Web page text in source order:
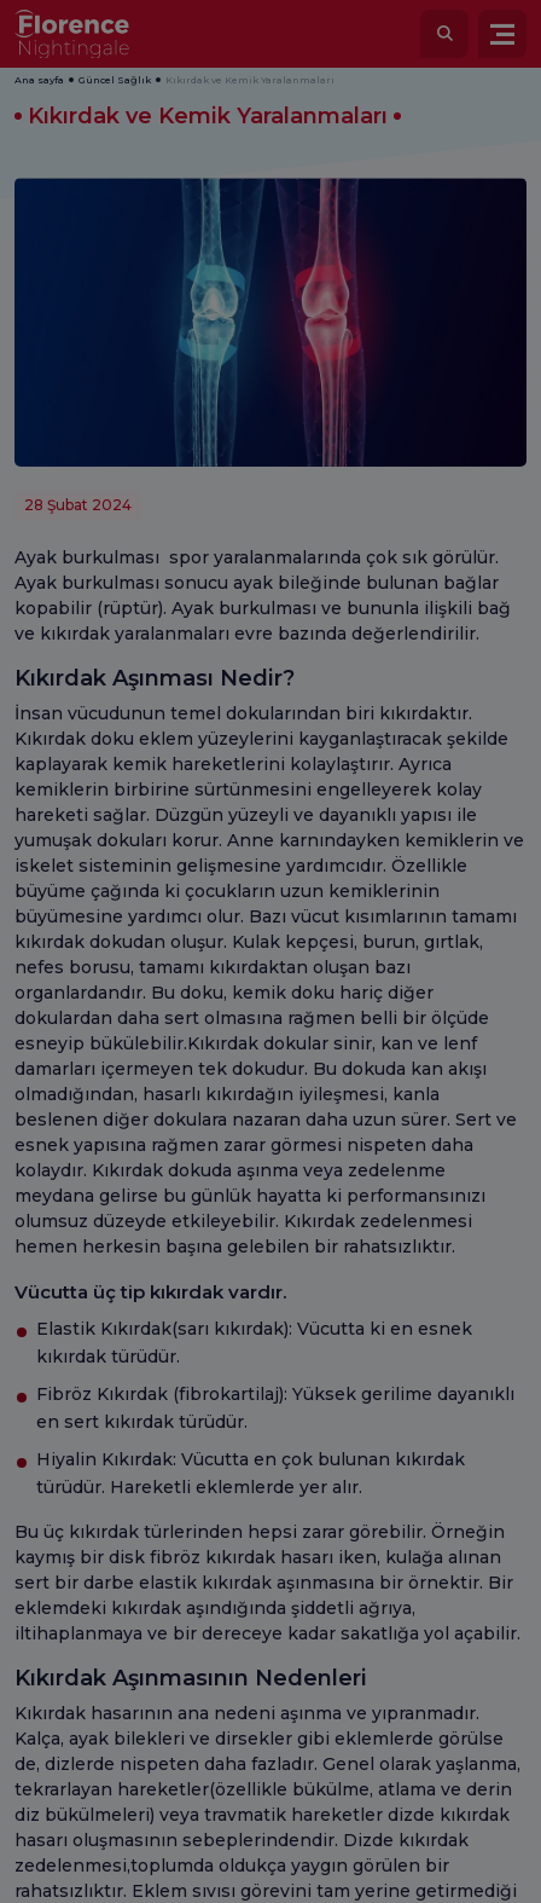
Ana sayfa Güncel Sağlık Kıkırdak ve Kemik Yaralanmaları
Kıkırdak ve Kemik Yaralanmaları
28 Şubat 2024
Ayak burkulması spor yaralanmalarında çok sık görülür.
Ayak burkulması sonucu ayak bileğinde bulunan bağlar
kopabilir (rüptür). Ayak burkulması ve bununla ilişkili bağ
ve kıkırdak yaralanmaları evre bazında değerlendirilir.
Kıkırdak Aşınması Nedir?
İnsan vücudunun temel dokularından biri kıkırdaktır.
Kıkırdak doku eklem yüzeylerini kayganlaştıracak şekilde
kaplayarak kemik hareketlerini kolaylaştırır. Ayrıca
kemiklerin birbirine sürtünmesini engelleyerek kolay
hareketi sağlar. Düzgün yüzeyli ve dayanıklı yapısı ile
yumuşak dokuları korur. Anne karnındayken kemiklerin ve
iskelet sisteminin gelişmesine yardımcıdır. Özellikle
büyüme çağında ki çocukların uzun kemiklerinin
büyümesine yardımcı olur. Bazı vücut kısımlarının tamamı
kıkırdak dokudan oluşur. Kulak kepçesi, burun, gırtlak,
nefes borusu, tamamı kıkırdaktan oluşan bazı
organlardandır. Bu doku, kemik doku hariç diğer
dokulardan daha sert olmasına rağmen belli bir ölçüde
esneyip bükülebilir.Kıkırdak dokular sinir, kan ve lenf
damarları içermeyen tek dokudur. Bu dokuda kan akışı
olmadığından, hasarlı kıkırdağın iyileşmesi, kanla
beslenen diğer dokulara nazaran daha uzun sürer. Sert ve
esnek yapısına rağmen zarar görmesi nispeten daha
kolaydır. Kıkırdak dokuda aşınma veya zedelenme
meydana gelirse bu günlük hayatta ki performansınızı
olumsuz düzeyde etkileyebilir. Kıkırdak zedelenmesi
hemen herkesin başına gelebilen bir rahatsızlıktır.
Vücutta üç tip kıkırdak vardır.
Elastik Kıkırdak(sarı kıkırdak): Vücutta ki en esnek
kıkırdak türüdür.
Fibröz Kıkırdak (fibrokartilaj): Yüksek gerilime dayanıklı
en sert kıkırdak türüdür.
Hiyalin Kıkırdak: Vücutta en çok bulunan kıkırdak
türüdür. Hareketli eklemlerde yer alır.
Bu üç kıkırdak türlerinden hepsi zarar görebilir. Örneğin
kaymış bir disk fibröz kıkırdak hasarı iken, kulağa alınan
sert bir darbe elastik kıkırdak aşınmasına bir örnektir. Bir
eklemdeki kıkırdak aşındığında şiddetli ağrıya,
iltihaplanmaya ve bir dereceye kadar sakatlığa yol açabilir.
Kıkırdak Aşınmasının Nedenleri
Kıkırdak hasarının ana nedeni aşınma ve yıpranmadır.
Kalça, ayak bilekleri ve dirsekler gibi eklemlerde görülse
de, dizlerde nispeten daha fazladır. Genel olarak yaşlanma,
tekrarlayan hareketler(özellikle bükülme, atlama ve derin
diz bükülmeleri) veya travmatik hareketler dizde kıkırdak
hasarı oluşmasının sebeplerindendir. Dizde kıkırdak
zedelenmesi,toplumda oldukça yaygın görülen bir
rahatsızlıktır. Eklem sıvısı görevini tam yerine getirmediği